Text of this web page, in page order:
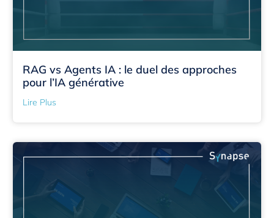
RAG vs Agents IA : le duel des approches
pour l’IA générative
Lire Plus